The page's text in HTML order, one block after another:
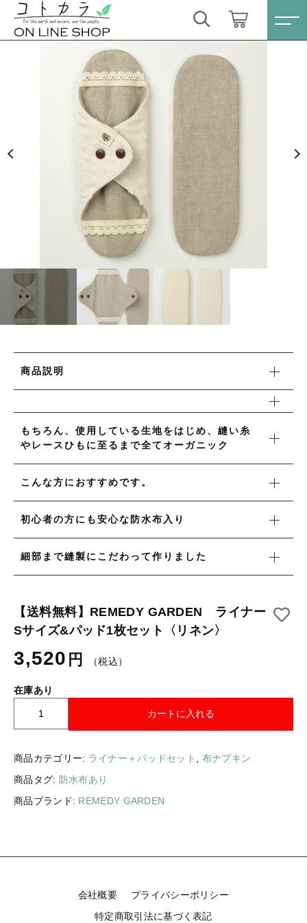
商品説明
もちろん、使用している生地をはじめ、縫い糸
やレースひもに至るまで全てオーガニック
こんな方におすすめです。
初心者の方にも安心な防水布入り
細部まで縫製にこだわって作りました
【送料無料】REMEDY GARDEN ライナー
Sサイズ&パッド1枚セット〈リネン〉
3,520 円 （税込）
在庫あり
送
無
】
R
D
カートに入れる
商品カテゴリー: ライナー＋パッドセット , 布ナプキン
商品タグ: 防水布あり
商品ブランド: REMEDY GARDEN
会社概要
プライバシーポリシー
特定商取引法に基づく表記
カートに商品を追加しました
【送料無料】REMEDY GARDEN ライナーSサイ
ズ&パッド1枚セット〈リネン〉
数量
3,520円 （税込）
ショッピングを続ける
カートを確認する
ログイン / 会員登録
お気に入り
すべての商品
スキンケア・石鹸
HINOKI（土佐ヒノキ）シリーズ
サステナブル歯ブラシ・歯磨き粉
洗剤・食器用石鹸
タオル/ハンカチ
カトラリー/食器
ファッション
雑貨
キリム
ギフトラッピング
新着商品
コトカラについて
お知らせ
ブログ
お問い合わせ
すべて
スキンケア・石鹸
HINOKI（土佐ヒノキ）シリーズ
サステナブル歯ブラシ・歯磨き粉
洗剤・食器用石鹸
タオル/ハンカチ
国産［奥会津］かごバッグ
ファッション
雑貨
ラリーキルト
ギフトラッピング
キーワード検索
こだわり検索
価格帯
在庫あり セール